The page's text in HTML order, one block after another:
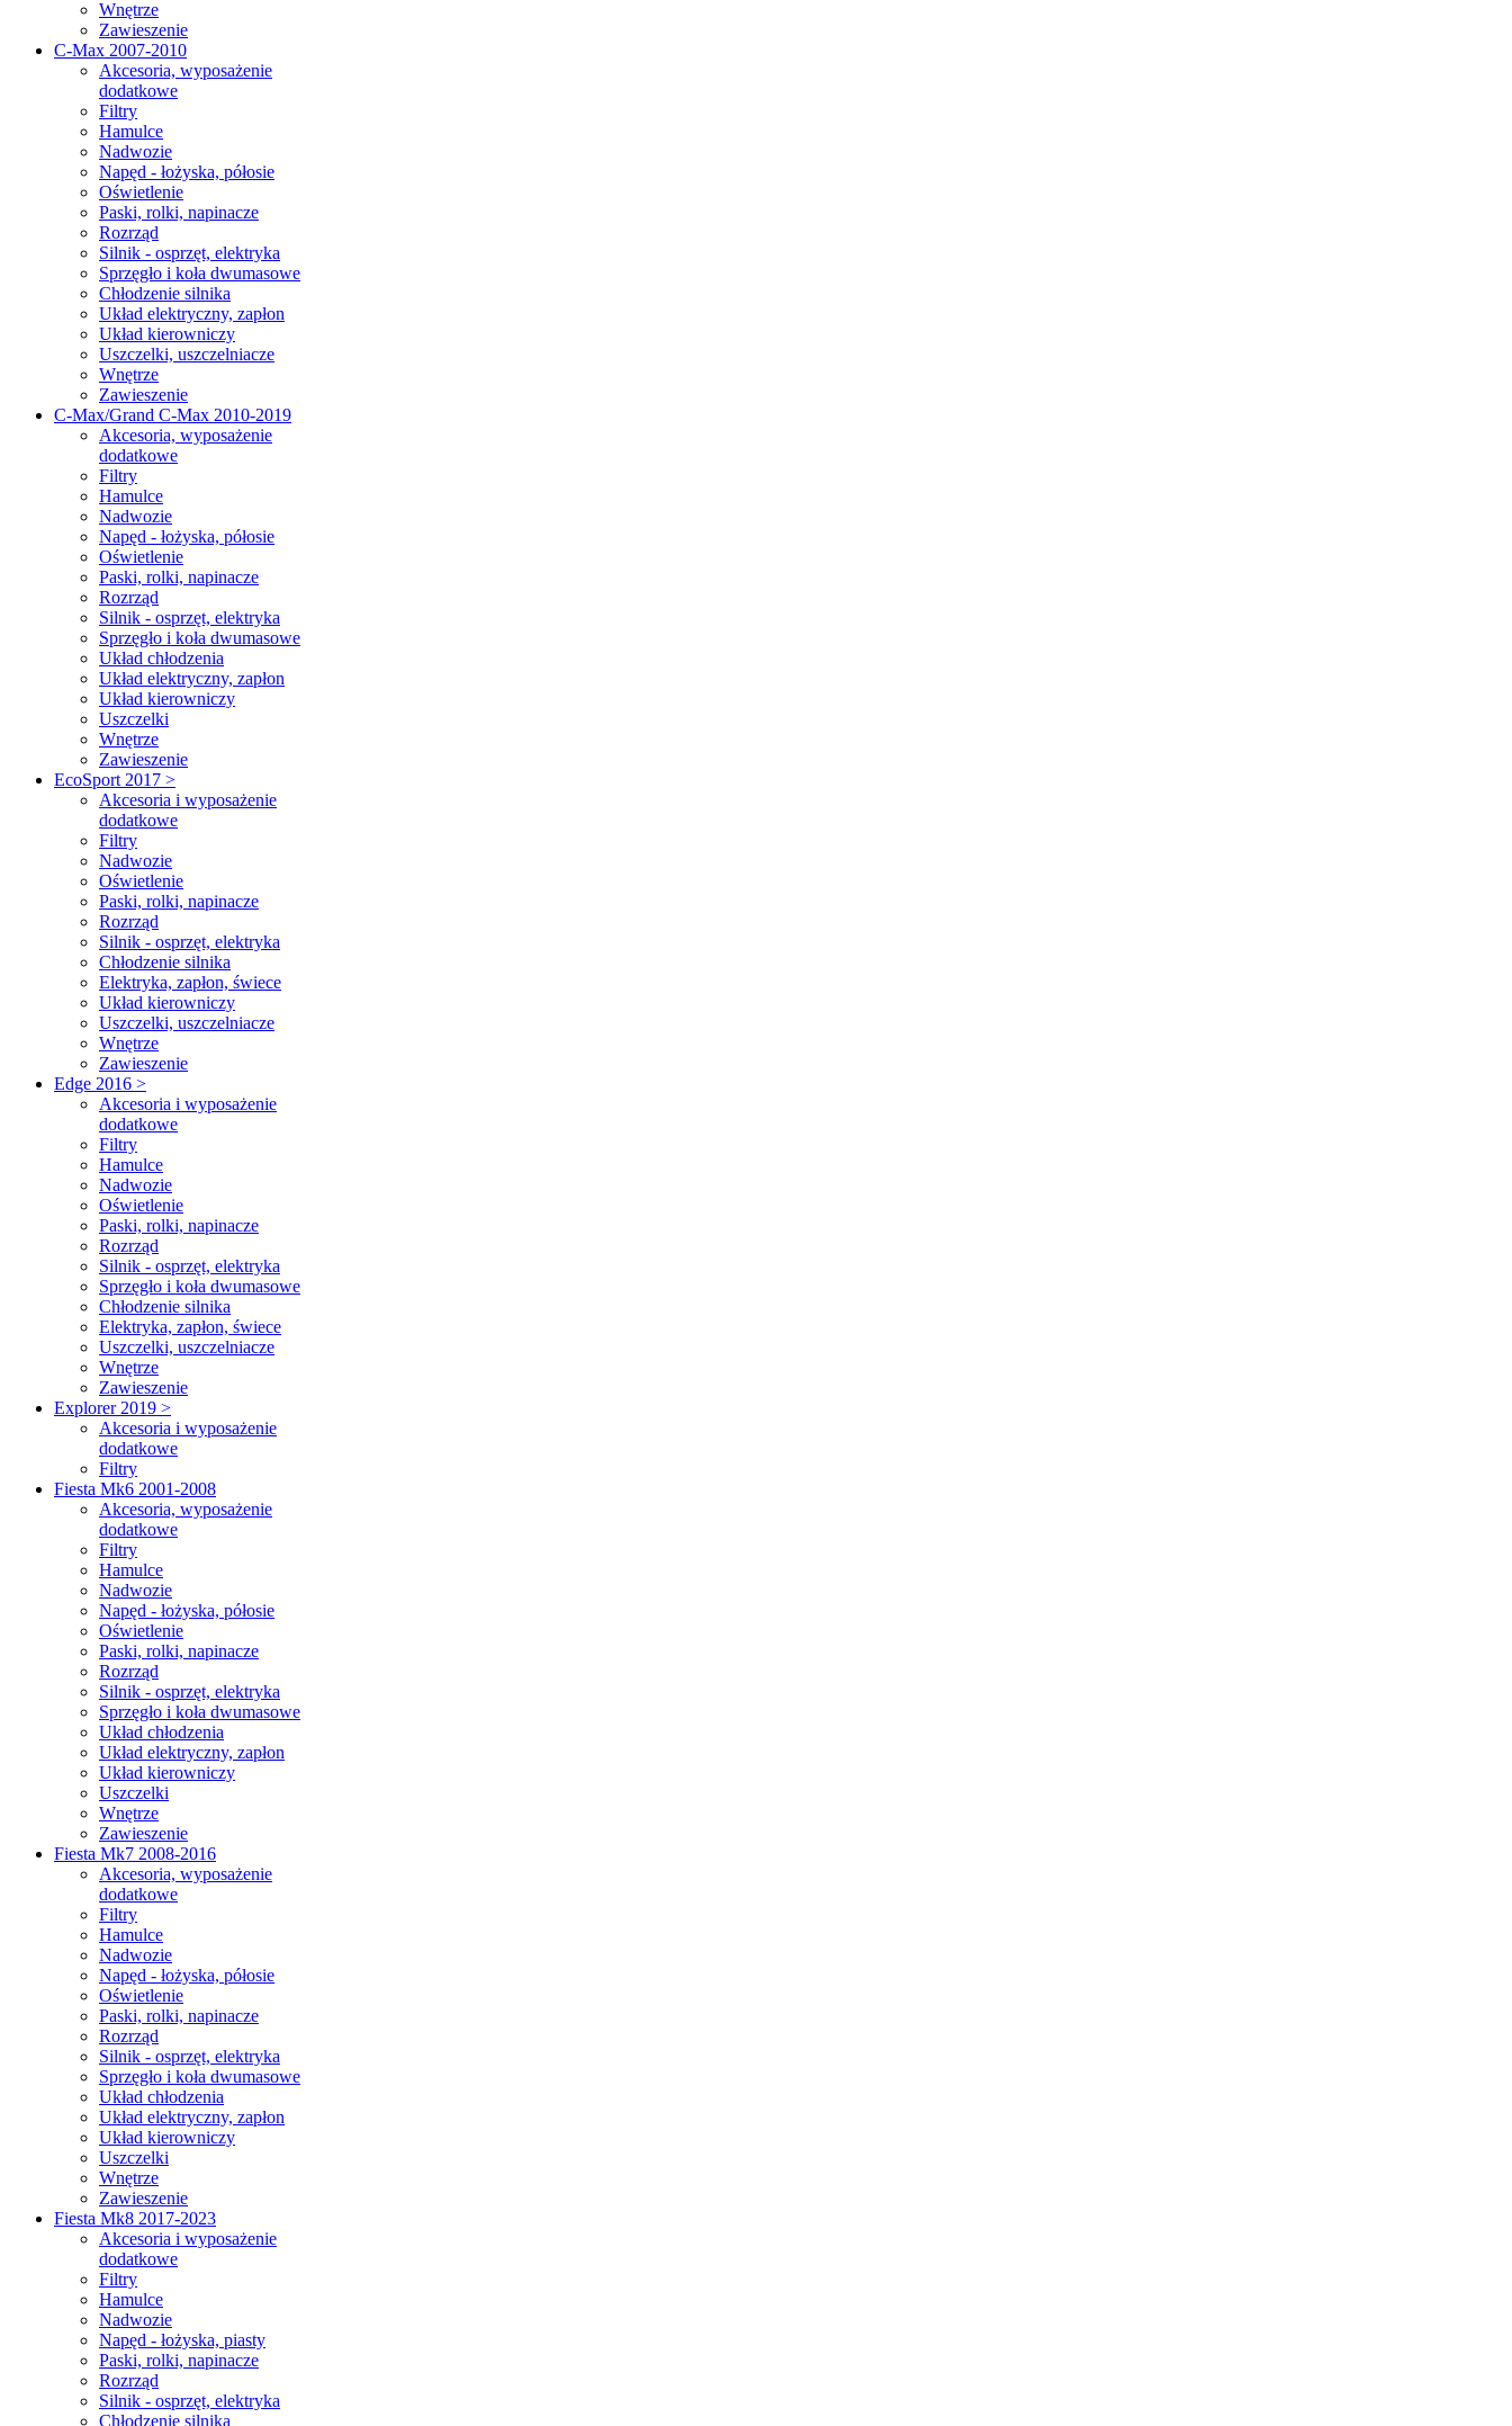
Wnętrze
Zawieszenie
C-Max 2007-2010
Akcesoria, wyposażenie
dodatkowe
Filtry
Hamulce
Nadwozie
Napęd - łożyska, półosie
Oświetlenie
Paski, rolki, napinacze
Rozrząd
Silnik - osprzęt, elektryka
Sprzęgło i koła dwumasowe
Chłodzenie silnika
Układ elektryczny, zapłon
Układ kierowniczy
Uszczelki, uszczelniacze
Wnętrze
Zawieszenie
C-Max/Grand C-Max 2010-2019
Akcesoria, wyposażenie
dodatkowe
Filtry
Hamulce
Nadwozie
Napęd - łożyska, półosie
Oświetlenie
Paski, rolki, napinacze
Rozrząd
Silnik - osprzęt, elektryka
Sprzęgło i koła dwumasowe
Układ chłodzenia
Układ elektryczny, zapłon
Układ kierowniczy
Uszczelki
Wnętrze
Zawieszenie
EcoSport 2017 >
Akcesoria i wyposażenie
dodatkowe
Filtry
Nadwozie
Oświetlenie
Paski, rolki, napinacze
Rozrząd
Silnik - osprzęt, elektryka
Chłodzenie silnika
Elektryka, zapłon, świece
Układ kierowniczy
Uszczelki, uszczelniacze
Wnętrze
Zawieszenie
Edge 2016 >
Akcesoria i wyposażenie
dodatkowe
Filtry
Hamulce
Nadwozie
Oświetlenie
Paski, rolki, napinacze
Rozrząd
Silnik - osprzęt, elektryka
Sprzęgło i koła dwumasowe
Chłodzenie silnika
Elektryka, zapłon, świece
Uszczelki, uszczelniacze
Wnętrze
Zawieszenie
Explorer 2019 >
Akcesoria i wyposażenie
dodatkowe
Filtry
Fiesta Mk6 2001-2008
Akcesoria, wyposażenie
dodatkowe
Filtry
Hamulce
Nadwozie
Napęd - łożyska, półosie
Oświetlenie
Paski, rolki, napinacze
Rozrząd
Silnik - osprzęt, elektryka
Sprzęgło i koła dwumasowe
Układ chłodzenia
Układ elektryczny, zapłon
Układ kierowniczy
Uszczelki
Wnętrze
Zawieszenie
Fiesta Mk7 2008-2016
Akcesoria, wyposażenie
dodatkowe
Filtry
Hamulce
Nadwozie
Napęd - łożyska, półosie
Oświetlenie
Paski, rolki, napinacze
Rozrząd
Silnik - osprzęt, elektryka
Sprzęgło i koła dwumasowe
Układ chłodzenia
Układ elektryczny, zapłon
Układ kierowniczy
Uszczelki
Wnętrze
Zawieszenie
Fiesta Mk8 2017-2023
Akcesoria i wyposażenie
dodatkowe
Filtry
Hamulce
Nadwozie
Napęd - łożyska, piasty
Paski, rolki, napinacze
Rozrząd
Silnik - osprzęt, elektryka
Chłodzenie silnika